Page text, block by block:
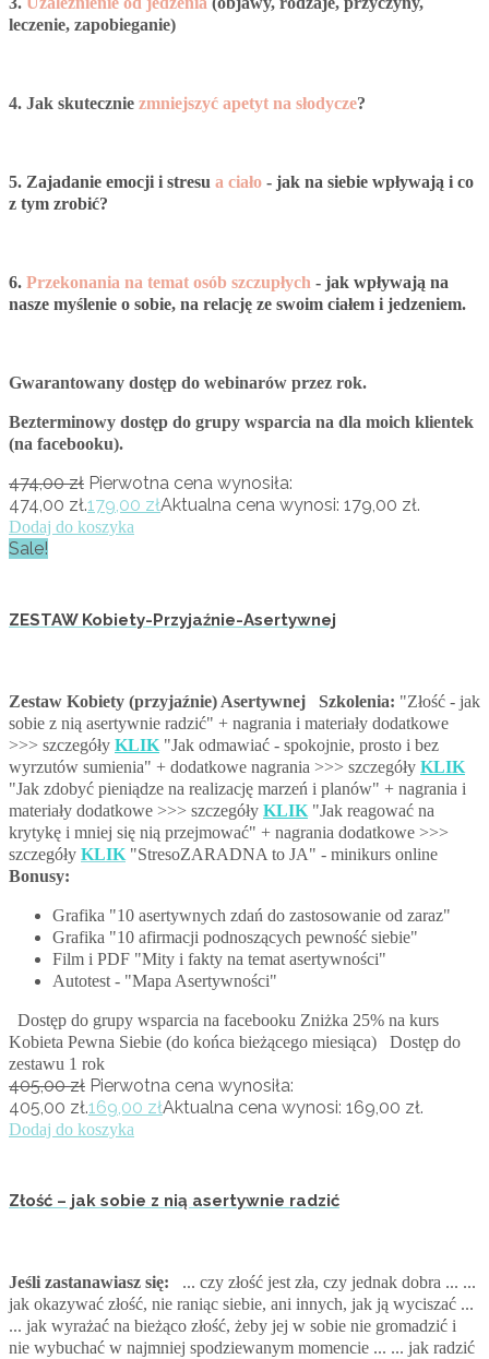
leczenie, zapobieganie)
4. Jak skutecznie zmniejszyć apetyt na słodycze?
5. Zajadanie emocji i stresu a ciało - jak na siebie wpływają i co
z tym zrobić?
6. Przekonania na temat osób szczupłych - jak wpływają na
nasze myślenie o sobie, na relację ze swoim ciałem i jedzeniem.
Gwarantowany dostęp do webinarów przez rok.
Bezterminowy dostęp do grupy wsparcia na dla moich klientek
(na facebooku).
474,00zł Pierwotna cena wynosiła:
474,00 zł.179,00 złAktualna cena wynosi: 179,00 zł.
Dodaj do koszyka
Sale!
ZESTAW Kobiety-Przyjaźnie-Asertywnej
Zestaw Kobiety (przyjaźnie) Asertywnej Szkolenia: "Złość - jak
sobie z nią asertywnie radzić" + nagrania i materiały dodatkowe
>>> szczegóły KLIK "Jak odmawiać - spokojnie, prosto i bez
wyrzutów sumienia" + dodatkowe nagrania >>> szczegóły KLIK
"Jak zdobyć pieniądze na realizację marzeń i planów" + nagrania i
materiały dodatkowe >>> szczegóły KLIK "Jak reagować na
krytykę i mniej się nią przejmować" + nagrania dodatkowe >>>
szczegóły KLIK "StresoZARADNA to JA" - minikurs online
Bonusy:
Grafika "10 asertywnych zdań do zastosowanie od zaraz"
Grafika "10 afirmacji podnoszących pewność siebie"
Film i PDF "Mity i fakty na temat asertywności"
Autotest - "Mapa Asertywności"
Dostęp do grupy wsparcia na facebooku Zniżka 25% na kurs
Kobieta Pewna Siebie (do końca bieżącego miesiąca) Dostęp do
zestawu 1 rok
405,00zł Pierwotna cena wynosiła:
405,00 zł.169,00 złAktualna cena wynosi: 169,00 zł.
Dodaj do koszyka
Złość – jak sobie z nią asertywnie radzić
Jeśli zastanawiasz się: ... czy złość jest zła, czy jednak dobra ... ...
jak okazywać złość, nie raniąc siebie, ani innych, jak ją wyciszać ...
... jak wyrażać na bieżąco złość, żeby jej w sobie nie gromadzić i
nie wybuchać w najmniej spodziewanym momencie ... ... jak radzić